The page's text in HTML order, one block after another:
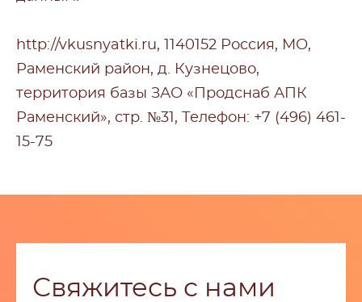
http://vkusnyatki.ru, 1140152 Россия, МО,
Раменский район, д. Кузнецово,
территория базы ЗАО «Продснаб АПК
Раменский», стр. №31, Телефон: +7 (496) 461-
15-75
Свяжитесь с нами